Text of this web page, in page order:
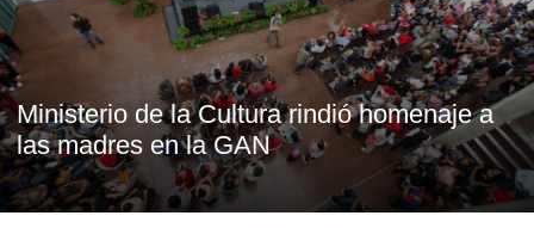
Ministerio de la Cultura rindió homenaje a
las madres en la GAN